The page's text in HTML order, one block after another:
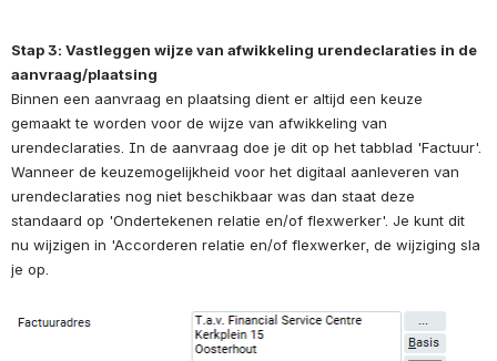
Stap 3: Vastleggen wijze van afwikkeling urendeclaraties in de
aanvraag/plaatsing
Binnen een aanvraag en plaatsing dient er altijd een keuze
gemaakt te worden voor de wijze van afwikkeling van
urendeclaraties. In de aanvraag doe je dit op het tabblad 'Factuur'.
Wanneer de keuzemogelijkheid voor het digitaal aanleveren van
urendeclaraties nog niet beschikbaar was dan staat deze
standaard op 'Ondertekenen relatie en/of flexwerker'. Je kunt dit
nu wijzigen in 'Accorderen relatie en/of flexwerker, de wijziging sla
je op.
Open